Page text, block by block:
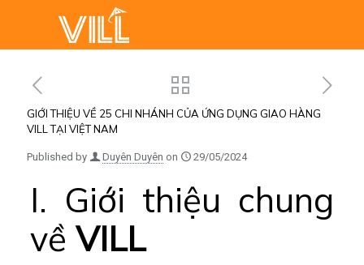
GIỚI THIỆU VỀ 25 CHI NHÁNH CỦA ỨNG DỤNG GIAO HÀNG
VILL TẠI VIỆT NAM
Published by Duyên Duyên on 29/05/2024
I. Giới thiệu chung
vềVILL